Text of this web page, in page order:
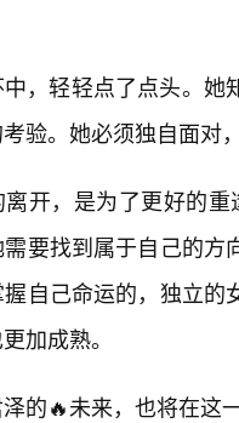
，轻轻点了点头。她
验。她必须独自面对
开，是为了更好的
要找到属于自己的
自己命运的，独立
加成熟。
的🔥未来，也将在这